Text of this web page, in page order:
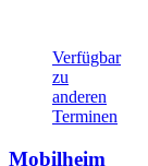
Verfügbar
zu
anderen
Terminen
Mobilheim